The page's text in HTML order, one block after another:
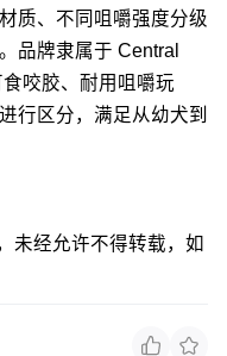
质、不同咀嚼强度分级
品牌隶属于 Central
咬胶、耐用咀嚼玩
行区分，满足从幼犬到
未经允许不得转载，如